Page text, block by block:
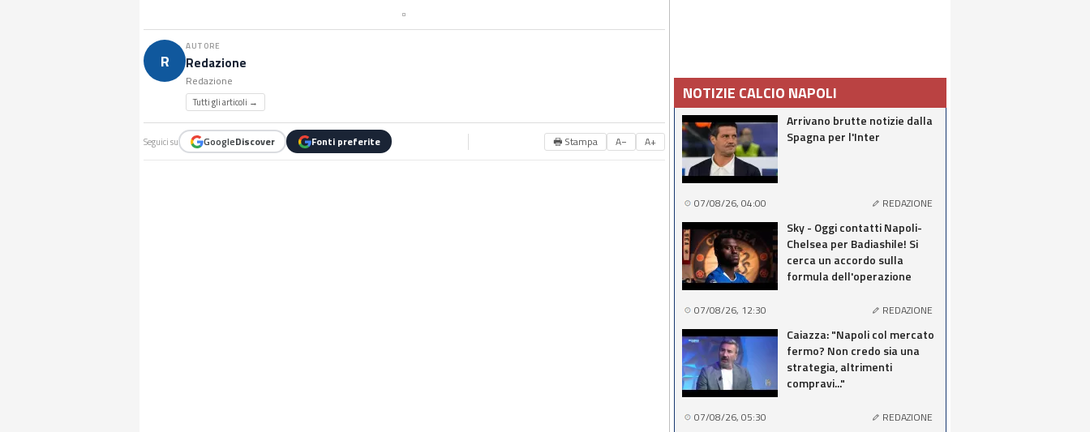
R
AUTORE
Redazione
Redazione
Tutti gli articoli →
Seguici su GoogleDiscover Fonti preferite 🖶 Stampa A− A+
NOTIZIE CALCIO NAPOLI
Arrivano brutte notizie dalla
Spagna per l'Inter
07/08/26, 04:00 REDAZIONE
Sky - Oggi contatti Napoli-
Chelsea per Badiashile! Si
cerca un accordo sulla
formula dell'operazione
07/08/26, 12:30 REDAZIONE
Caiazza: "Napoli col mercato
fermo? Non credo sia una
strategia, altrimenti
compravi..."
07/08/26, 05:30 REDAZIONE